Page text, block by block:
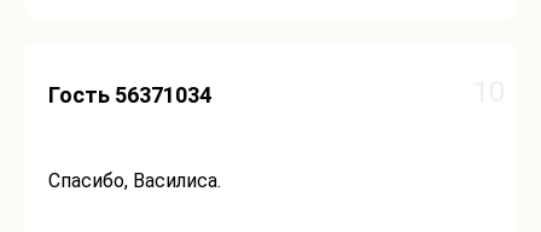
Гость 56371034
Спасибо, Василиса.